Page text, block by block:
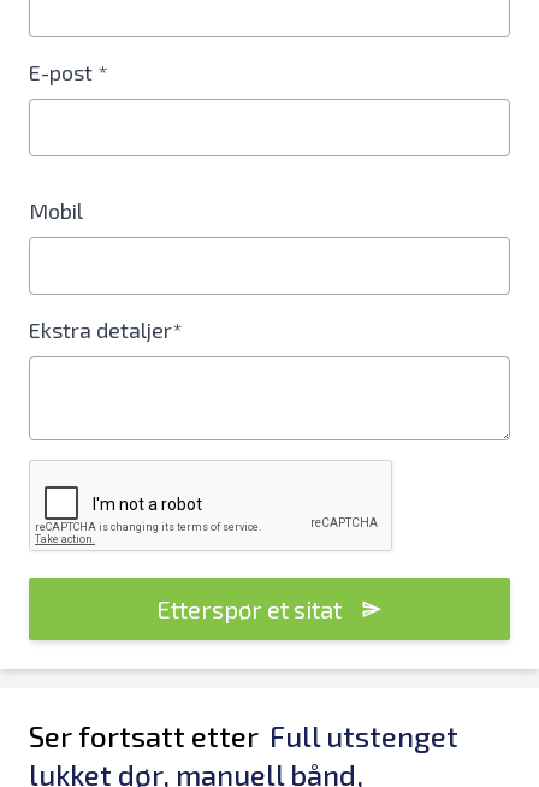
E-post *
Mobil
Ekstra detaljer*
Etterspør et sitat
Ser fortsatt etter Full utstenget
lukket dør, manuell bånd,